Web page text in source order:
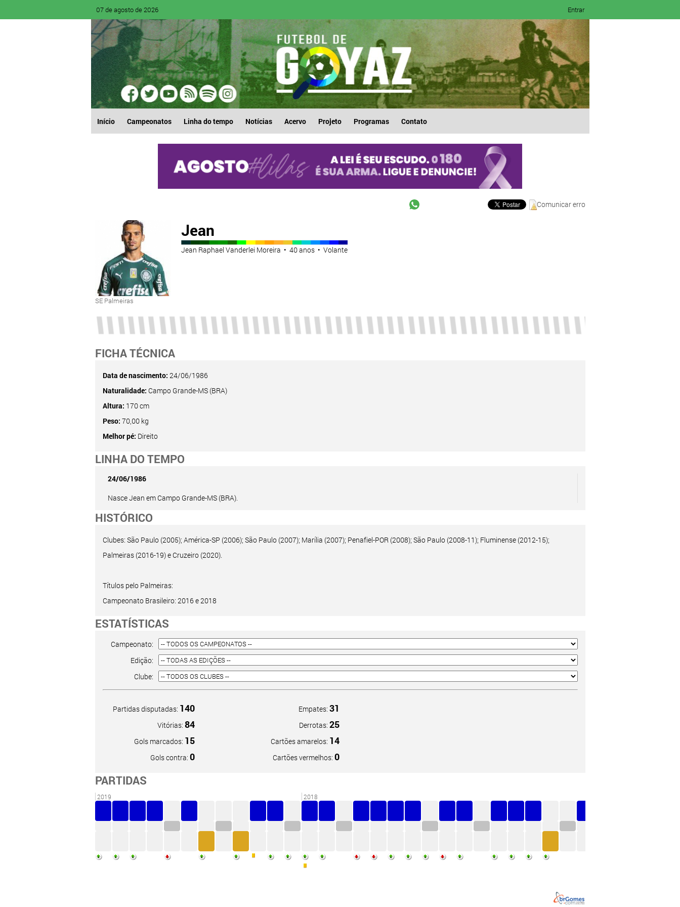
07 de agosto de 2026 Entrar
Início Campeonatos Linha do tempo Notícias Acervo Projeto Programas Contato
Comunicar erro
SE Palmeiras
Jean
Jean Raphael Vanderlei Moreira • 40 anos • Volante
FICHA TÉCNICA
Data de nascimento: 24/06/1986
Naturalidade: Campo Grande-MS (BRA)
Altura: 170 cm
Peso: 70,00 kg
Melhor pé: Direito
LINHA DO TEMPO
24/06/1986
Nasce Jean em Campo Grande-MS (BRA).
HISTÓRICO
Clubes: São Paulo (2005); América-SP (2006); São Paulo (2007); Marília (2007); Penafiel-POR (2008); São Paulo (2008-11); Fluminense (2012-15);
Palmeiras (2016-19) e Cruzeiro (2020).
Títulos pelo Palmeiras:
Campeonato Brasileiro: 2016 e 2018
ESTATÍSTICAS
Campeonato:
Edição:
Clube:
Partidas disputadas: 140
Vitórias: 84
Gols marcados: 15
Gols contra: 0
Empates: 31
Derrotas: 25
Cartões amarelos: 14
Cartões vermelhos: 0
PARTIDAS
2019 2018